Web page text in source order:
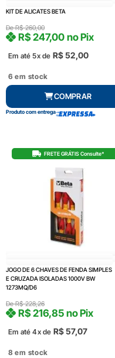
KIT DE ALICATES BETA
DeR$260,00
Em até 5x de R$52,00
R$247,00 no Pix
6 em stock
COMPRAR
Produto com entrega
FRETE GRÁTIS Consulte*
JOGO DE 6 CHAVES DE FENDA SIMPLES
E CRUZADA ISOLADAS 1000V BW
1273MQ/D6
DeR$228,26
Em até 4x de R$57,07
R$216,85 no Pix
8 em stock